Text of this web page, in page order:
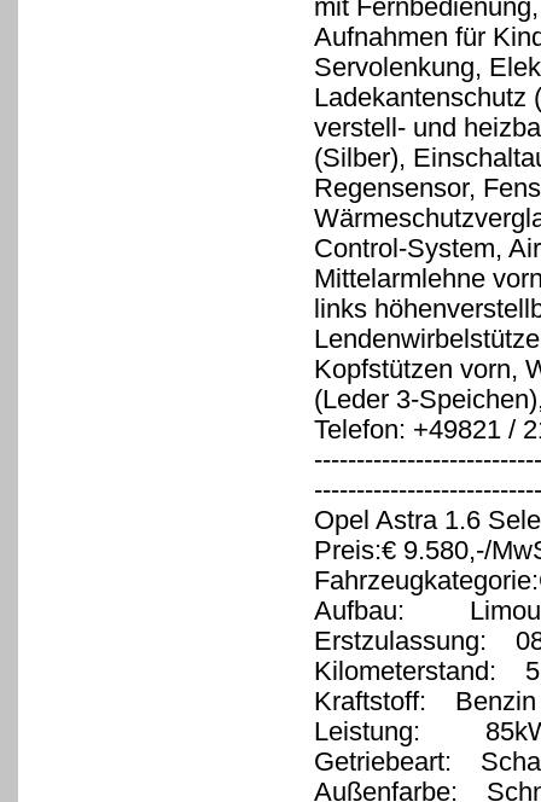
mit
Aufnahmen für
Servolenkung,
Ladekantenschutz
verstell- und
(Silber),
Regensensor,
Control-System,
Mittelarmlehne
links
Kopfstützen vorn,
(Leder 3-
Telefon: +49821 /
Opel Astra 1.6
Preis:€ 9.580,-/
Aufbau:
Erstzulassung:
Kilometerstand:
Kraftstoff: Benzin
Leistung: 85kW
Getriebeart:
Außenfarbe: